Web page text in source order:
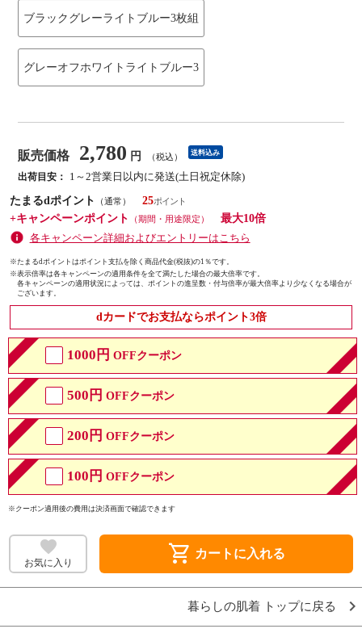
ブラックグレーライトブルー3枚組
グレーオフホワイトライトブルー3
販売価格 2,780 円 （税込） 送料込み
出荷目安：
1～2営業日以内に発送(土日祝定休除)
たまるdポイント
（通常）
25
+キャンペーンポイント
（期間・用途限定）
最大10倍
各キャンペーン詳細およびエントリーはこちら
※たまるdポイントはポイント支払を除く商品代金(税抜)の1％です。
※表示倍率は各キャンペーンの適用条件を全て満たした場合の最大倍率です。
各キャンペーンの適用状況によっては、ポイントの進呈数・付与倍率が最大倍率より少なくなる場合が
ございます。
dカードでお支払ならポイント3倍
1000円 OFFクーポン
500円 OFFクーポン
200円 OFFクーポン
100円 OFFクーポン
※クーポン適用後の費用は決済画面で確認できます
お気に入り shopping_cart カートに入れる
暮らしの肌着 トップに戻る